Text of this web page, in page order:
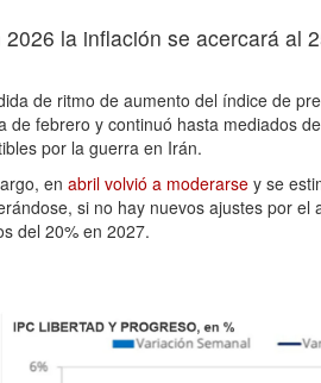
2026 la inflación se acercará al
de ritmo de aumento del índice de
de febrero y continuó hasta mediados
por la guerra en Irán.
en abril volvió a moderarse y se
si no hay nuevos ajustes por
del 20% en 2027.